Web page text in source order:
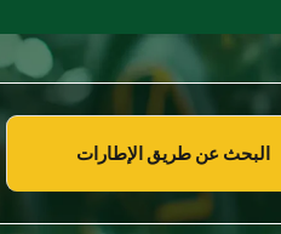
البحث عن طريق الإطارات